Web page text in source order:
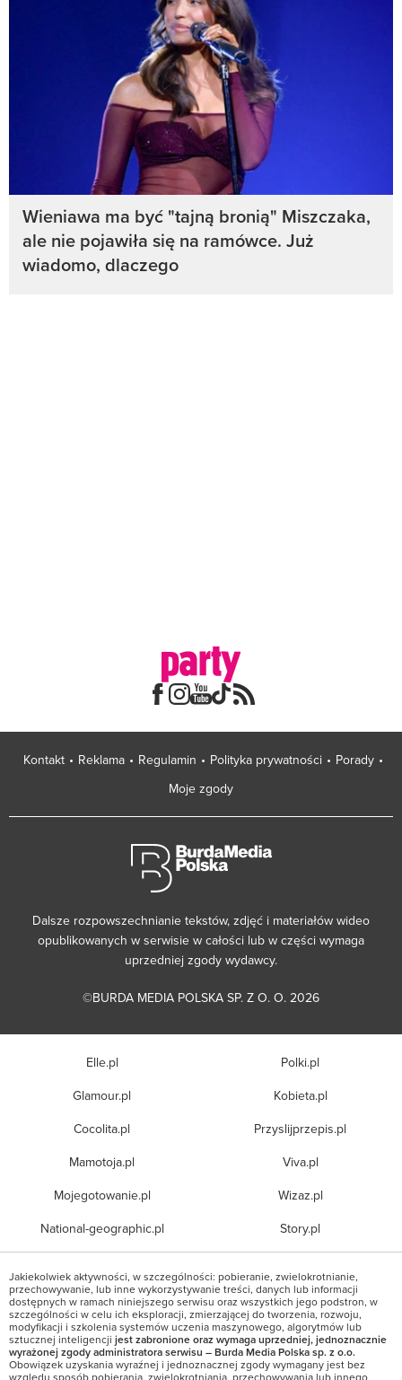
Wieniawa ma być "tajną bronią" Miszczaka,
ale nie pojawiła się na ramówce. Już
wiadomo, dlaczego
Kontakt Reklama Regulamin Polityka prywatności
Porady
Moje zgody
Dalsze rozpowszechnianie tekstów, zdjęć i materiałów wideo
opublikowanych w serwisie w całości lub w części wymaga
uprzedniej zgody wydawcy.
©BURDA MEDIA POLSKA SP. Z O. O. 2026
Elle.pl
Glamour.pl
Cocolita.pl
Mamotoja.pl
Mojegotowanie.pl
National-geographic.pl
Polki.pl
Kobieta.pl
Przyslijprzepis.pl
Viva.pl
Wizaz.pl
Story.pl
Jakiekolwiek aktywności, w szczególności: pobieranie, zwielokrotnianie,
przechowywanie, lub inne wykorzystywanie treści, danych lub informacji
dostępnych w ramach niniejszego serwisu oraz wszystkich jego podstron, w
szczególności w celu ich eksploracji, zmierzającej do tworzenia, rozwoju,
modyfikacji i szkolenia systemów uczenia maszynowego, algorytmów lub
sztucznej inteligencji jest zabronione oraz wymaga uprzedniej, jednoznacznie
wyrażonej zgody administratora serwisu – Burda Media Polska sp. z o.o.
Obowiązek uzyskania wyraźnej i jednoznacznej zgody wymagany jest bez
względu sposób pobierania, zwielokrotniania, przechowywania lub innego